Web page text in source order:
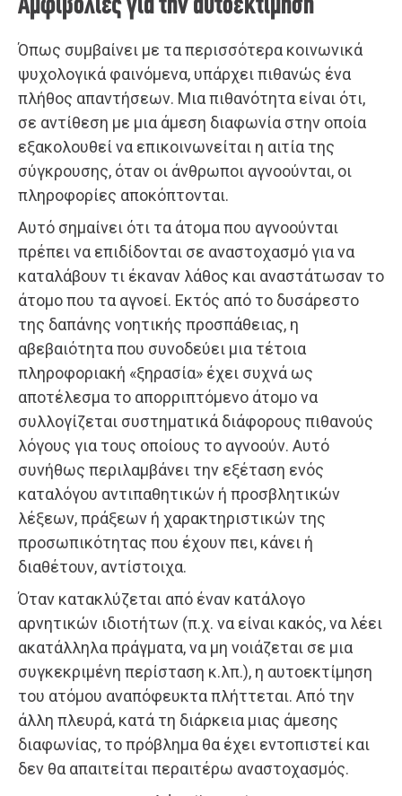
Αμφιβολίες για την αυτοεκτίμηση
Όπως συμβαίνει με τα περισσότερα κοινωνικά
ψυχολογικά φαινόμενα, υπάρχει πιθανώς ένα
πλήθος απαντήσεων. Μια πιθανότητα είναι ότι,
σε αντίθεση με μια άμεση διαφωνία στην οποία
εξακολουθεί να επικοινωνείται η αιτία της
σύγκρουσης, όταν οι άνθρωποι αγνοούνται, οι
πληροφορίες αποκόπτονται.
Αυτό σημαίνει ότι τα άτομα που αγνοούνται
πρέπει να επιδίδονται σε αναστοχασμό για να
καταλάβουν τι έκαναν λάθος και αναστάτωσαν το
άτομο που τα αγνοεί. Εκτός από το δυσάρεστο
της δαπάνης νοητικής προσπάθειας, η
αβεβαιότητα που συνοδεύει μια τέτοια
πληροφοριακή «ξηρασία» έχει συχνά ως
αποτέλεσμα το απορριπτόμενο άτομο να
συλλογίζεται συστηματικά διάφορους πιθανούς
λόγους για τους οποίους το αγνοούν. Αυτό
συνήθως περιλαμβάνει την εξέταση ενός
καταλόγου αντιπαθητικών ή προσβλητικών
λέξεων, πράξεων ή χαρακτηριστικών της
προσωπικότητας που έχουν πει, κάνει ή
διαθέτουν, αντίστοιχα.
Όταν κατακλύζεται από έναν κατάλογο
αρνητικών ιδιοτήτων (π.χ. να είναι κακός, να λέει
ακατάλληλα πράγματα, να μη νοιάζεται σε μια
συγκεκριμένη περίσταση κ.λπ.), η αυτοεκτίμηση
του ατόμου αναπόφευκτα πλήττεται. Από την
άλλη πλευρά, κατά τη διάρκεια μιας άμεσης
διαφωνίας, το πρόβλημα θα έχει εντοπιστεί και
δεν θα απαιτείται περαιτέρω αναστοχασμός.